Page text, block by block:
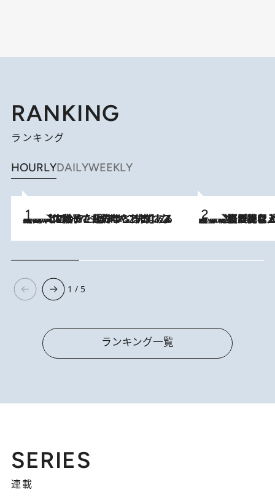
RANKING
ランキング
HOURLYDAILYWEEKLY
2026.8.5
【阿川佐和子さんの年とる力】なぜ70代で始めた趣味は“こんなに楽しい”のか？ ピアノ、俳句…スランプに陥っても続けられる“ある秘訣”とは 2026.8.5
【なぜ吉沢亮は「気配を消せる」のか？】興行収入208億の『国宝』を経て挑むミュージカル『ディア・エヴァン・ハンセン』。トップ俳優が舞台上でさらけ出した“孤独”とは
1 / 5
ランキング一覧
SERIES
連載